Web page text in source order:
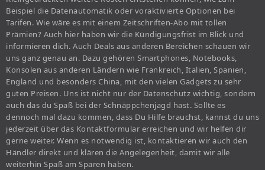
Beispiel die Datenautomatik oder voraktivierte Optionen bei
Tarifen. Wie wäre es mit einem Zeitschriften-Abo mit tollen
Prämien? Auch hier haben wir die Kündigungsfrist im Blick und
informieren dich. Auch Deals aus anderen Bereichen schauen wir
uns ganz genau an. Dazu gehören Smartphones, Notebooks,
Konsolen aus anderen Ländern wie Frankreich, Italien, Spanien,
England und besonders China, mit den vielen Gadgets zu sehr
guten Preisen. Uns ist nicht nur der Datenschutz wichtig, sondern
auch das du Spaß bei der Schnäppchenjagd hast. Sollte es
dennoch mal dazu kommen, dass Du Hilfe brauchst, kannst du uns
jederzeit über das Kontaktformular erreichen und wir helfen dir
gerne weiter. Wenn es notwendig ist, kontaktieren wir auch den
Händler direkt und klären die Angelegenheit, damit wir alle
weiterhin Spaß am Sparen haben.